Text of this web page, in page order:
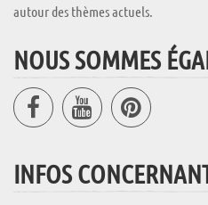
autour des thèmes actuels.
NOUS SOMMES
INFOS